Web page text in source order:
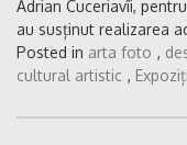
Adrian Cuceriavîi,
au susținut realizarea
Posted in arta foto ,
cultural artistic ,